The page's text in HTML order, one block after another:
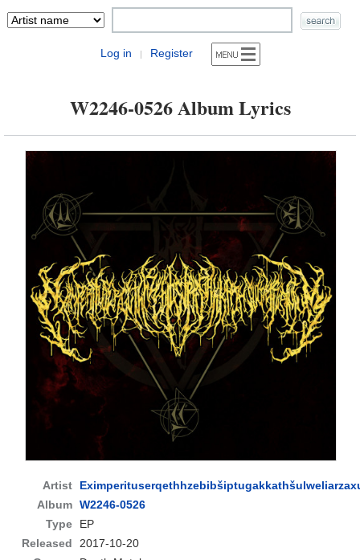
Log in | Register
W2246​-​0526 Album Lyrics
Artist
Album W2246​-​0526
Type
EP
Released
2017-10-20